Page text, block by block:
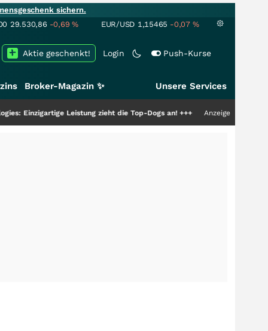
sichern.
29.530,86 -0,69% EUR/USD 1,15465 -0,07 %
Login Push-Kurse
Aktie geschenkt!
Broker-Magazin ✨ Unsere Services
Leistung zieht die Top-Dogs an!+++ Anzeige